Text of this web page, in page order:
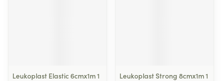
Leukoplast Elastic 6cmx1m 1
Leukoplast Strong 8cmx1m 1